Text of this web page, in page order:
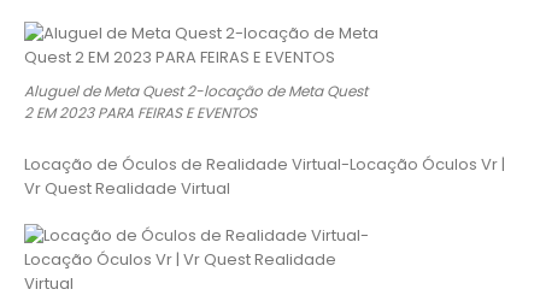
Aluguel de Meta Quest 2-locação de Meta Quest
2 EM 2023 PARA FEIRAS E EVENTOS
Locação de Óculos de Realidade Virtual-Locação Óculos Vr |
Vr Quest Realidade Virtual